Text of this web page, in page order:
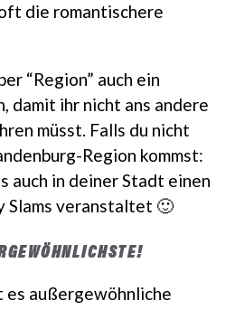
die romantischere
“Region” auch ein
damit ihr nicht ans andere
müsst. Falls du nicht
Region kommst:
auch in deiner Stadt einen
Slams veranstaltet 🙂
es außergewöhnliche